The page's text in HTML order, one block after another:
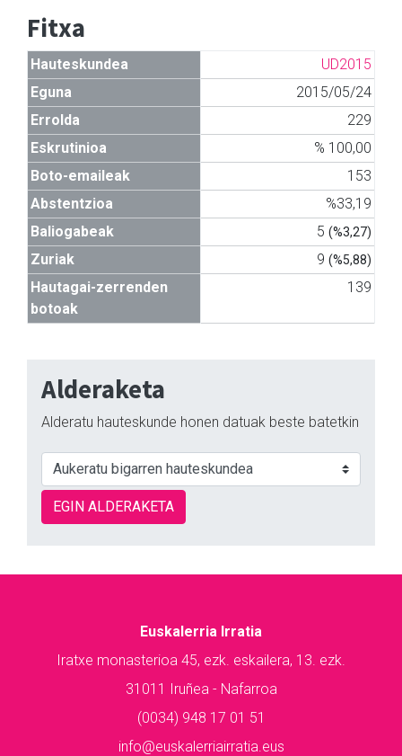
Fitxa
Hauteskundea
UD2015
Eguna
2015/05/24
Errolda
229
Eskrutinioa
% 100,00
Boto-emaileak
153
Abstentzioa
%33,19
Baliogabeak
5 (%3,27)
Zuriak 9 (%5,88)
Hautagai-zerrenden
botoak
139
Alderaketa
Alderatu hauteskunde honen datuak beste batetkin
EGIN ALDERAKETA
Euskalerria Irratia
Iratxe monasterioa 45, ezk. eskailera, 13. ezk.
31011 Iruñea - Nafarroa
(0034) 948 17 01 51
info@euskalerriairratia.eus